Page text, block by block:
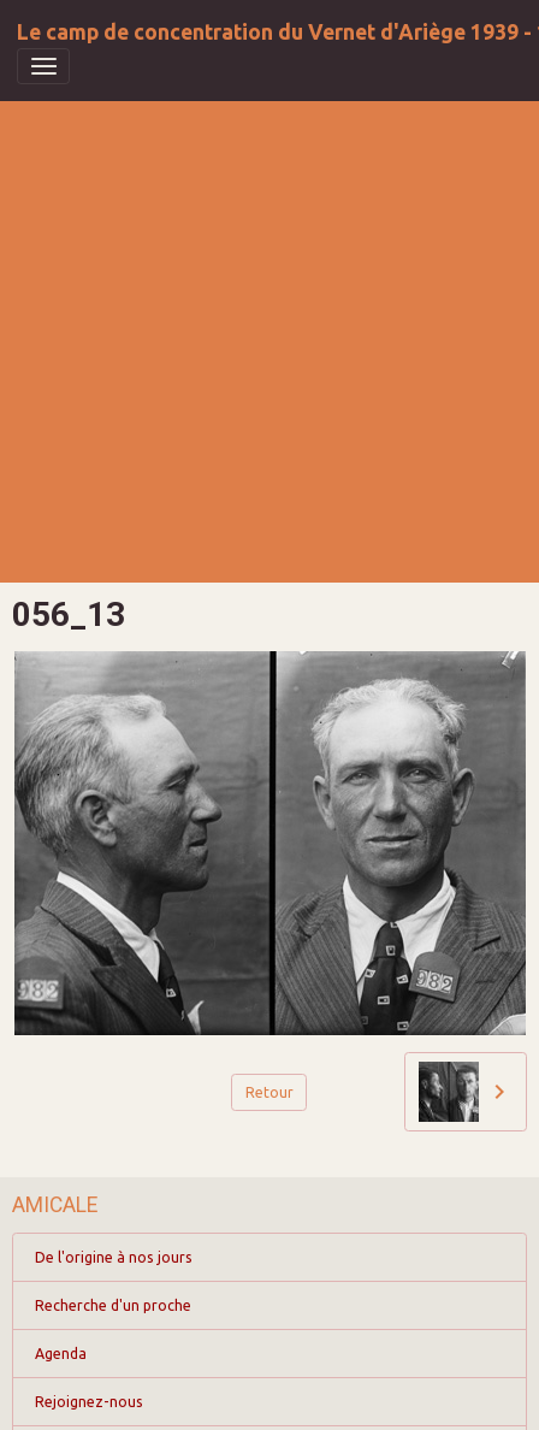
Le camp de concentration du Vernet d'Ariège 1939 -
056_13
Retour
AMICALE
De l'origine à nos jours
Recherche d'un proche
Agenda
Rejoignez-nous